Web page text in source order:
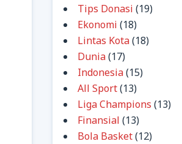
Tips Donasi (19)
Ekonomi (18)
Lintas Kota(18)
Dunia(17)
Indonesia(15)
All Sport(13)
Liga Champions (13)
Finansial (13)
Bola Basket(12)